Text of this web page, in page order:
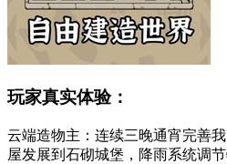
玩家真实体验：
云端造物主：连续三晚通宵完善
屋发展到石砌城堡，降雨系统调